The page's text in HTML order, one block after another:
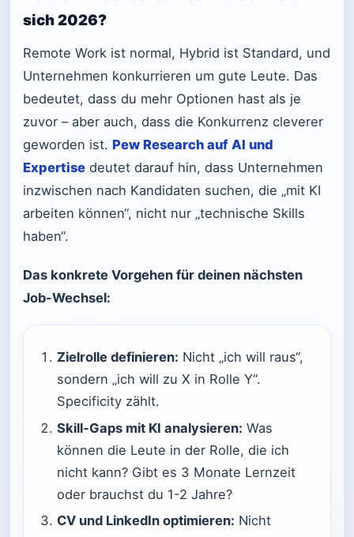
sich 2026?
Remote Work ist normal, Hybrid ist Standard, und
Unternehmen konkurrieren um gute Leute. Das
bedeutet, dass du mehr Optionen hast als je
zuvor – aber auch, dass die Konkurrenz cleverer
geworden ist. Pew Research auf AI und
Expertise deutet darauf hin, dass Unternehmen
inzwischen nach Kandidaten suchen, die „mit KI
arbeiten können“, nicht nur „technische Skills
haben“.
Das konkrete Vorgehen für deinen nächsten
Job-Wechsel:
Zielrolle definieren: Nicht „ich will raus“,
sondern „ich will zu X in Rolle Y“.
Specificity zählt.
Skill-Gaps mit KI analysieren: Was
können die Leute in der Rolle, die ich
nicht kann? Gibt es 3 Monate Lernzeit
oder brauchst du 1-2 Jahre?
CV und LinkedIn optimieren: Nicht